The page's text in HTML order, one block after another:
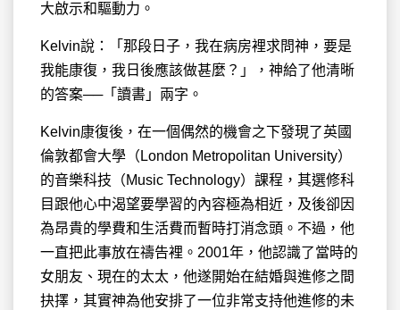
大啟示和驅動力。
Kelvin說：「那段日子，我在病房裡求問神，要是
我能康復，我日後應該做甚麼？」，神給了他清晰
的答案──「讀書」兩字。
Kelvin康復後，在一個偶然的機會之下發現了英國
倫敦都會大學（London Metropolitan University）
的音樂科技（Music Technology）課程，其選修科
目跟他心中渴望要學習的內容極為相近，及後卻因
為昂貴的學費和生活費而暫時打消念頭。不過，他
一直把此事放在禱告裡。2001年，他認識了當時的
女朋友、現在的太太，他遂開始在結婚與進修之間
抉擇，其實神為他安排了一位非常支持他進修的未